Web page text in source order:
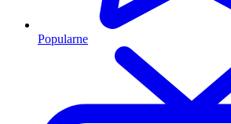
Popularne